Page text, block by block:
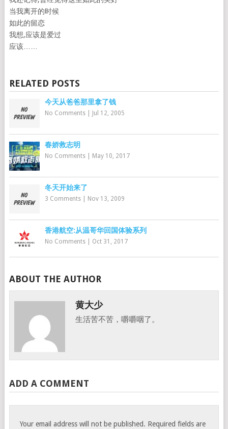
当我离开的时候
如此的留恋
我想,应该是爱过
应该……
RELATED POSTS
今天从爸爸那里拿了钱
No Comments| Jul 12, 2005
春娇救志明
No Comments| May 10, 2017
冬天开始来了
3 Comments| Nov 13, 2009
香港航空:从温哥华回国体验系列
No Comments| Oct 31, 2017
ABOUT THE AUTHOR
黄大少
生活苦不苦，嚼嚼咽了。
ADD A COMMENT
Your email address will not be published. Required fields are